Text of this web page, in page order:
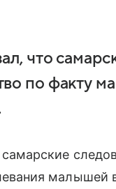
что
по факту
малышей